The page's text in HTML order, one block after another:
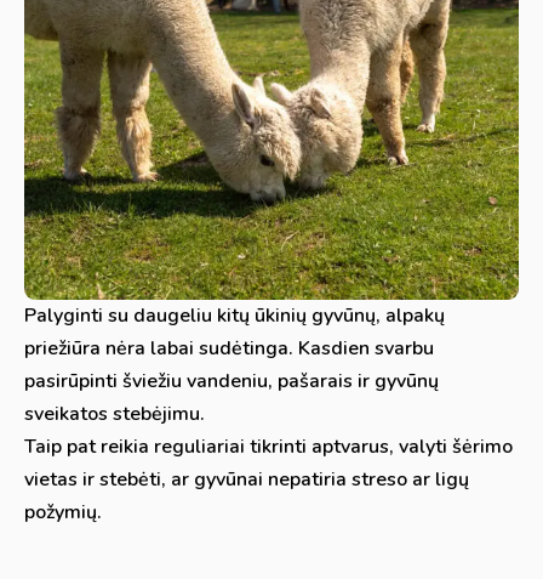
Palyginti su daugeliu kitų ūkinių gyvūnų, alpakų
priežiūra nėra labai sudėtinga. Kasdien svarbu
pasirūpinti šviežiu vandeniu, pašarais ir gyvūnų
sveikatos stebėjimu.
Taip pat reikia reguliariai tikrinti aptvarus, valyti šėrimo
vietas ir stebėti, ar gyvūnai nepatiria streso ar ligų
požymių.